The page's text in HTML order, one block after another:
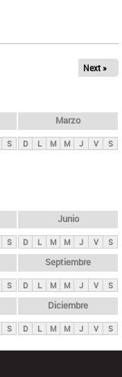
Next »
S
Marzo
D L M M J V S
S
Junio
D L M M J V S
S
Septiembre
D L M M J V S
S
Diciembre
D L M M J V S